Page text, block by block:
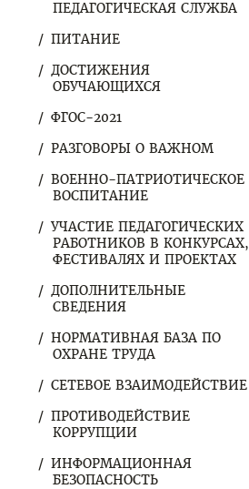
ПЕДАГОГИЧЕСКАЯ СЛУЖБА
ПИТАНИЕ
ДОСТИЖЕНИЯ
ОБУЧАЮЩИХСЯ
ФГОС-2021
РАЗГОВОРЫ О ВАЖНОМ
ВОЕННО-ПАТРИОТИЧЕСКОЕ
ВОСПИТАНИЕ
УЧАСТИЕ ПЕДАГОГИЧЕСКИХ
РАБОТНИКОВ В КОНКУРСАХ,
ФЕСТИВАЛЯХ И ПРОЕКТАХ
ДОПОЛНИТЕЛЬНЫЕ
СВЕДЕНИЯ
НОРМАТИВНАЯ БАЗА ПО
ОХРАНЕ ТРУДА
СЕТЕВОЕ ВЗАИМОДЕЙСТВИЕ
ПРОТИВОДЕЙСТВИЕ
КОРРУПЦИИ
ИНФОРМАЦИОННАЯ
БЕЗОПАСНОСТЬ